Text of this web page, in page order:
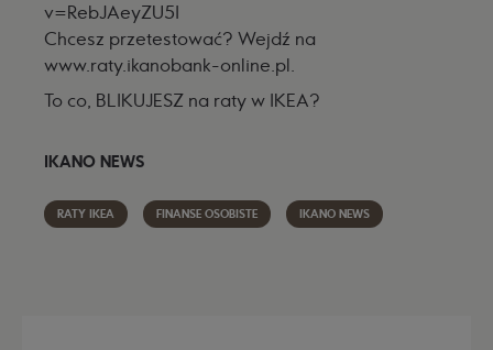
v=RebJAeyZU5I
Chcesz przetestować? Wejdź na
www.raty.ikanobank-online.pl.
To co, BLIKUJESZ na raty w IKEA?
IKANO NEWS
RATY IKEA FINANSE OSOBISTE IKANO NEWS